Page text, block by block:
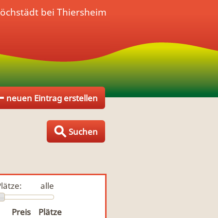
neuen Eintrag erstellen
Suchen
bei Thiersheim
alle
Preis
Plätze